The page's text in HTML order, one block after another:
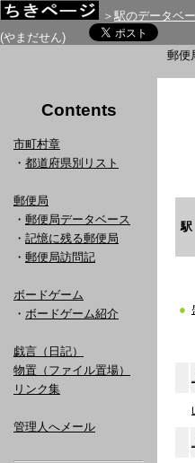
＞ 駅のデータベ
(やまだせん)
郵便
Contents
市町村章
・ 都道府県別リスト
郵便局
・ 郵便局データベース
・ 記憶に残る郵便局
・ 郵便局訪問記
ボードゲーム
・ ボードゲーム紹介
戯言（日記）
物置（ファイル置場）
リンク集
管理人へメール
●